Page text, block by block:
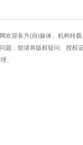
欢迎各方(自)媒体、机构转
题，烦请将版权疑问、授权
。